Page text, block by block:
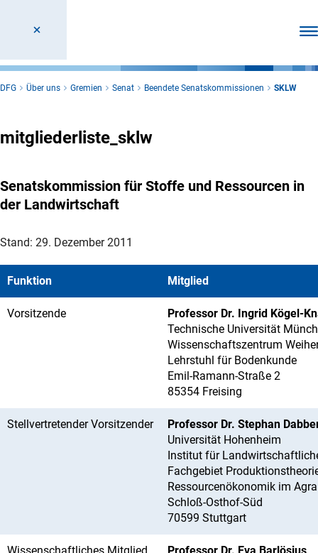
DFG Über uns Gremien Senat Beendete Senatskommissionen SKLW
mitgliederliste_sklw
Senatskommission für Stoffe und Ressourcen in
der Landwirtschaft
Stand: 29. Dezember 2011
Funktion Mitglied
Vorsitzende
Professor Dr. Ingrid Kögel-
Technische Universität
Wissenschaftszentrum
Lehrstuhl für Bodenkunde
Emil-Ramann-Straße 2
85354 Freising
Stellvertretender Vorsitzender
Professor Dr. Stephan
Universität Hohenheim
Institut für
Fachgebiet
Ressourcenökonomik im
Schloß-Osthof-Süd
70599 Stuttgart
Wissenschaftliches Mitglied
Professor Dr. Eva Barlösius